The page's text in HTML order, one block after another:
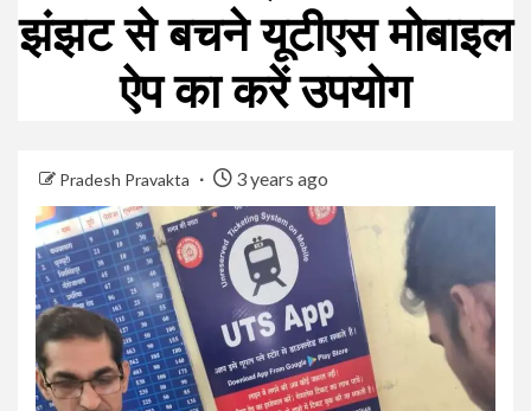
झंझट से बचने यूटीएस मोबाइल
ऐप का करें उपयोग
Pradesh Pravakta 3 years ago